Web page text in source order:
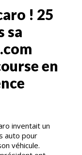
! 25
sa
en
inventait un
auto pour
véhicule.